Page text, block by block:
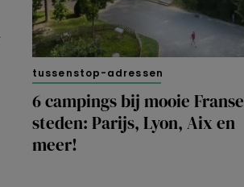
tussenstop-adressen
6 campings bij mooie Franse
steden: Parijs, Lyon, Aix en
meer!